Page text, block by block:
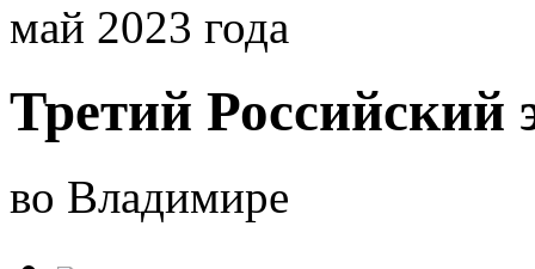
май 2023 года
Третий Российский
во Владимире